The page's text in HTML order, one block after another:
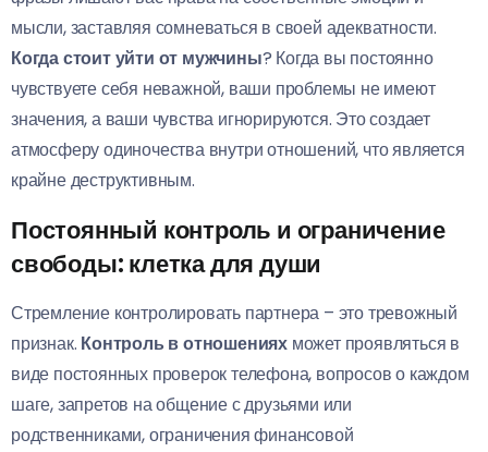
мысли, заставляя сомневаться в своей адекватности.
Когда стоит уйти от мужчины? Когда вы постоянно
чувствуете себя неважной, ваши проблемы не имеют
значения, а ваши чувства игнорируются. Это создает
атмосферу одиночества внутри отношений, что является
крайне деструктивным.
Постоянный контроль и ограничение
свободы: клетка для души
Стремление контролировать партнера – это тревожный
признак. Контроль в отношениях может проявляться в
виде постоянных проверок телефона, вопросов о каждом
шаге, запретов на общение с друзьями или
родственниками, ограничения финансовой